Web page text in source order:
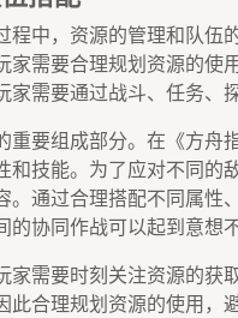
程中，资源的管理和队伍
家需要合理规划资源的使
需要通过战斗、任务、
重要组成部分。在《方舟
和技能。为了应对不同的
。通过合理搭配不同属性
的协同作战可以起到意想
家需要时刻关注资源的获
此合理规划资源的使用，